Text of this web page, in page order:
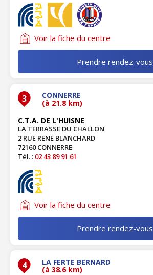
Voir la fiche du centre
Prendre rendez-vous
3 CONNERRE
(à 21.8 km)
C.T.A. DE L'HUISNE
LA TERRASSE DU CHALLON
2 RUE RENE BLANCHARD
72160 CONNERRE
Tél. : 02 43 89 91 61
Voir la fiche du centre
Prendre rendez-vous
4 LA FERTE BERNARD
(à 38.6 km)